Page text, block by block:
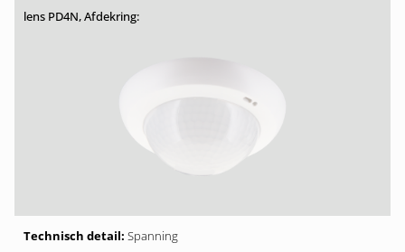
Spanning